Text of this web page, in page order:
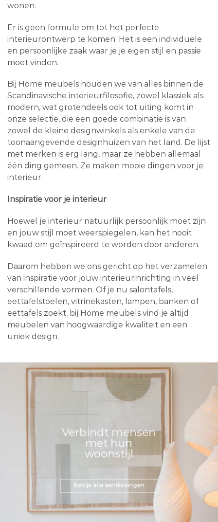
wonen.
Er is geen formule om tot het perfecte
interieurontwerp te komen. Het is een individuele
en persoonlijke zaak waar je je eigen stijl en passie
moet vinden.
Bij Home meubels houden we van alles binnen de
Scandinavische interieurfilosofie, zowel klassiek als
modern, wat grotendeels ook tot uiting komt in
onze selectie, die een goede combinatie is van
zowel de kleine designwinkels als enkele van de
toonaangevende designhuizen van het land. De lijst
met merken is erg lang, maar ze hebben allemaal
één ding gemeen. Ze maken mooie dingen voor je
interieur.
Inspiratie voor je interieur
Hoewel je interieur natuurlijk persoonlijk moet zijn
en jouw stijl moet weerspiegelen, kan het nooit
kwaad om geïnspireerd te worden door anderen.
Daarom hebben we ons gericht op het verzamelen
van inspiratie voor jouw interieurinrichting in veel
verschillende vormen. Of je nu salontafels,
eettafelstoelen, vitrinekasten, lampen, banken of
eettafels zoekt, bij Home meubels vind je altijd
meubelen van hoogwaardige kwaliteit en een
uniek design.
Verbindt mensen
met hun
woonstijl
Bekijk alle aanbiedingen